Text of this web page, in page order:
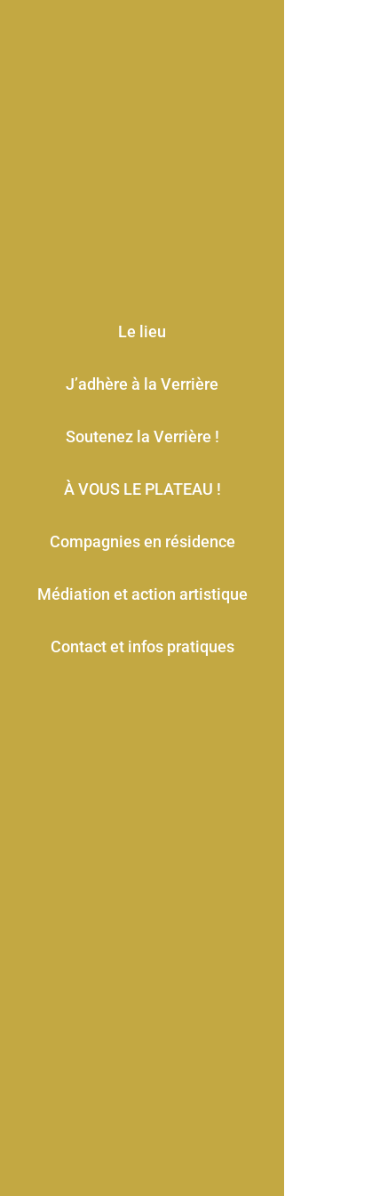
Le lieu
J’adhère à la Verrière
Soutenez la Verrière !
À VOUS LE PLATEAU !
Compagnies en résidence
Médiation et action artistique
Contact et infos pratiques